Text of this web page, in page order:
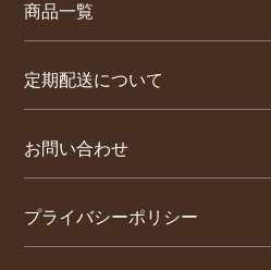
商品一覧
定期配送について
お問い合わせ
プライバシーポリシー